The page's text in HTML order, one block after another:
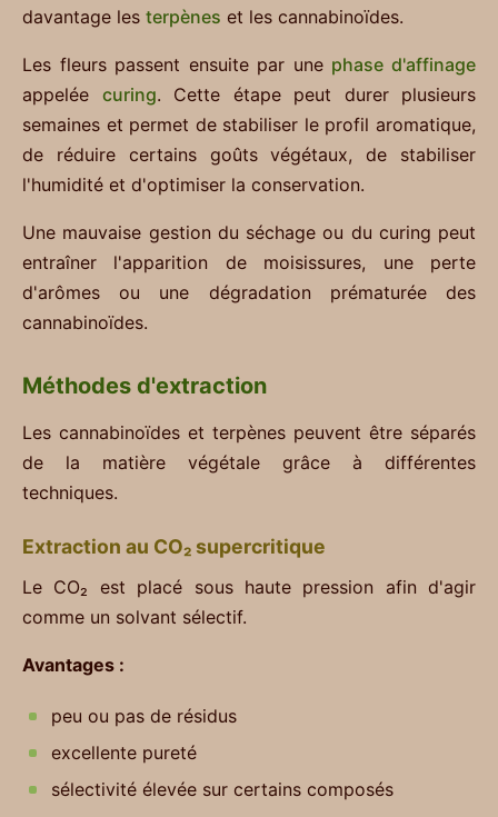
davantage les terpènes et les cannabinoïdes.
Les fleurs passent ensuite par une phase d'affinage
appelée curing. Cette étape peut durer plusieurs
semaines et permet de stabiliser le profil aromatique,
de réduire certains goûts végétaux, de stabiliser
l'humidité et d'optimiser la conservation.
Une mauvaise gestion du séchage ou du curing peut
entraîner l'apparition de moisissures, une perte
d'arômes ou une dégradation prématurée des
cannabinoïdes.
Méthodes d'extraction
Les cannabinoïdes et terpènes peuvent être séparés
de la matière végétale grâce à différentes
techniques.
Extraction au CO₂ supercritique
Le CO₂ est placé sous haute pression afin d'agir
comme un solvant sélectif.
Avantages :
peu ou pas de résidus
excellente pureté
sélectivité élevée sur certains composés